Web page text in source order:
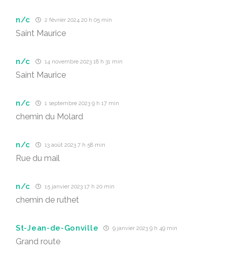
n/c 2 février 2024 20 h 05 min
Saint Maurice
n/c 14 novembre 2023 18 h 31 min
Saint Maurice
n/c 1 septembre 2023 9 h 17 min
chemin du Molard
n/c 13 août 2023 7 h 58 min
Rue du mail
n/c 15 janvier 2023 17 h 20 min
chemin de ruthet
St-Jean-de-Gonville 9 janvier 2023 9 h 49 min
Grand route